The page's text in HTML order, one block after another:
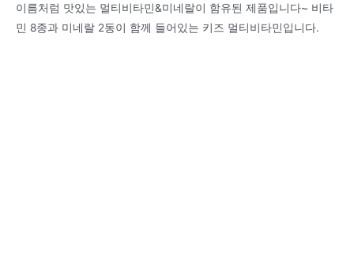
이름처럼 맛있는 멀티비타민&미네랄이 함유된 제품입니다~ 비타
민 8종과 미네랄 2동이 함께 들어있는 키즈 멀티비타민입니다.